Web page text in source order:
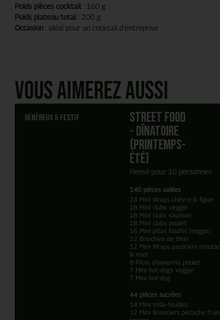
Poids pièces cocktail : 160 g
Poids plateau total : 200 g
Occasion : idéal pour un cocktail d’entreprise
Vous aimerez aussi
Généreux & festif
Street food
- Dînatoire
(Printemps-
Été)
Pensé pour 10 personnes
140 pièces salées
24 Mini Wraps chèvre & figue
18 Mini clubs veggie
18 Mini clubs saumon
18 Mini clubs poulet
16 Mini pitas falafel (veggie)
12 Briochins de thon
12 Mini Wraps pastrami,
& miel
8 Pitas chawarma poulet
7 Mini hot-dogs veggie
7 Mini hot-dog
44 pièces sucrées
14 Mini mille-feuilles
12 Mini financiers pistache